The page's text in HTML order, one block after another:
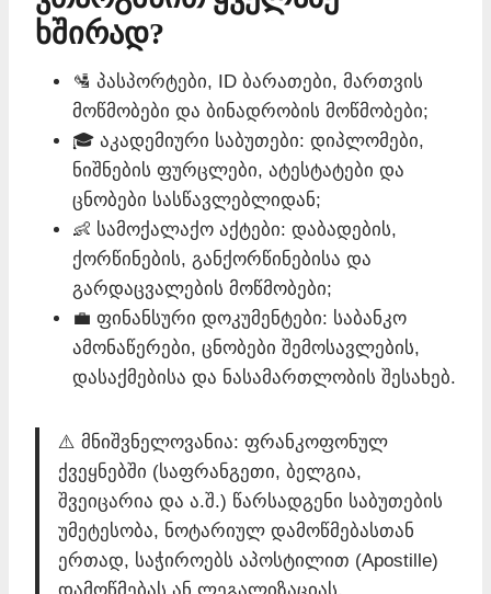
ხშირად?
🛂 პასპორტები, ID ბარათები, მართვის
მოწმობები და ბინადრობის მოწმობები;
🎓 აკადემიური საბუთები: დიპლომები,
ნიშნების ფურცლები, ატესტატები და
ცნობები სასწავლებლიდან;
👶 სამოქალაქო აქტები: დაბადების,
ქორწინების, განქორწინებისა და
გარდაცვალების მოწმობები;
💼 ფინანსური დოკუმენტები: საბანკო
ამონაწერები, ცნობები შემოსავლების,
დასაქმებისა და ნასამართლობის შესახებ.
⚠️ მნიშვნელოვანია: ფრანკოფონულ
ქვეყნებში (საფრანგეთი, ბელგია,
შვეიცარია და ა.შ.) წარსადგენი საბუთების
უმეტესობა, ნოტარიულ დამოწმებასთან
ერთად, საჭიროებს აპოსტილით (Apostille)
დამოწმებას ან ლეგალიზაციას.